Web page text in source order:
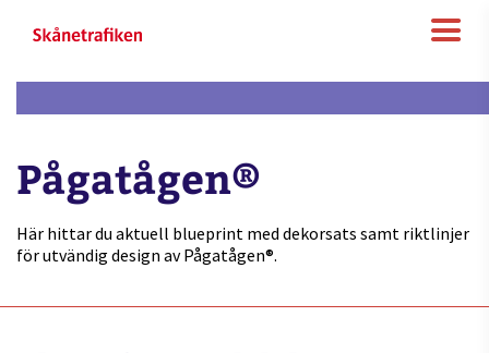
Pågatågen®
Här hittar du aktuell blueprint med dekorsats samt riktlinjer
för utvändig design av Pågatågen®.